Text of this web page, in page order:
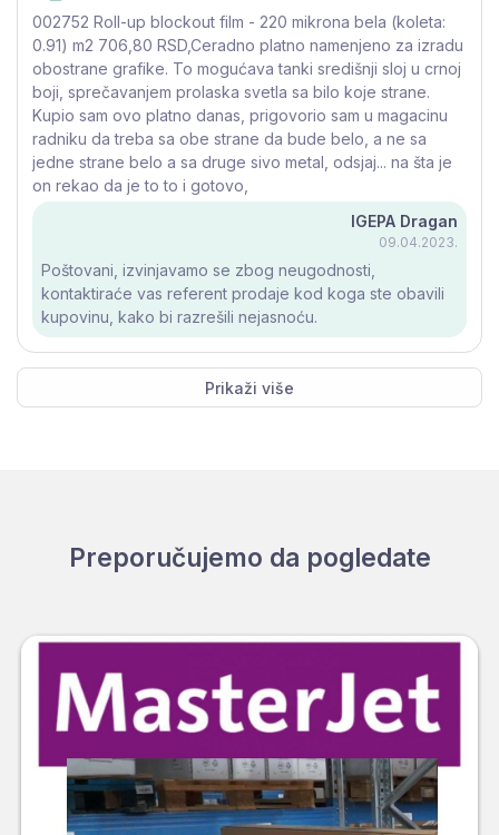
002752 Roll-up blockout film - 220 mikrona bela (koleta:
0.91) m2 706,80 RSD,Ceradno platno namenjeno za izradu
obostrane grafike. To mogućava tanki središnji sloj u crnoj
boji, sprečavanjem prolaska svetla sa bilo koje strane.
Kupio sam ovo platno danas, prigovorio sam u magacinu
radniku da treba sa obe strane da bude belo, a ne sa
jedne strane belo a sa druge sivo metal, odsjaj... na šta je
on rekao da je to to i gotovo,
IGEPA Dragan
09.04.2023.
Poštovani, izvinjavamo se zbog neugodnosti,
kontaktiraće vas referent prodaje kod koga ste obavili
kupovinu, kako bi razrešili nejasnoću.
Prikaži više
Preporučujemo da pogledate